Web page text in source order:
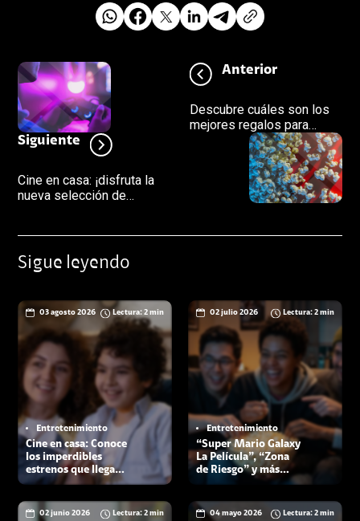
Anterior
Descubre cuáles son los
mejores regalos para
gamers y streamers esta
Siguiente
Cine en casa: ¡disfruta la
nueva selección de
Sigue leyendo
03 agosto 2026 Lectura: 2 min
Entretenimiento
Cine en casa: Conoce
los imperdibles
estrenos que llegan a
Claro video en
02 julio 2026 Lectura: 2 min
Entretenimiento
“Super Mario Galaxy
La Película”, “Zona
de Riesgo” y más
estrenos llegan a
02 junio 2026 Lectura: 2 min 04 mayo 2026 Lectura: 2 min